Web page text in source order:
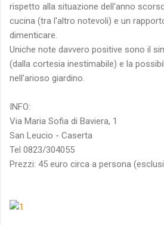
rispetto alla situazione dell'anno
cucina (tra l'altro notevoli) e un
dimenticare.
Uniche note davvero positive sono il
(dalla cortesia inestimabile) e la
nell'arioso giardino.
INFO:
Via Maria Sofia di Baviera, 1
San Leucio - Caserta
Tel 0823/304055
Prezzi: 45 euro circa a persona